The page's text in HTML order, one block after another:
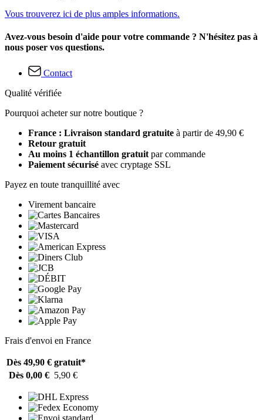
Vous trouverez ici de plus amples informations.
Avez-vous besoin d'aide pour votre commande ? N'hésitez pas à
nous poser vos questions.
Contact
Qualité vérifiée
Pourquoi acheter sur notre boutique ?
France : Livraison standard gratuite à partir de 49,90 €
Retour gratuit
Au moins 1 échantillon gratuit par commande
Paiement sécurisé avec cryptage SSL
Payez en toute tranquillité avec
Virement bancaire
Frais d'envoi en France
Dès 49,90 € gratuit*
Dès 0,00 € 5,90 €